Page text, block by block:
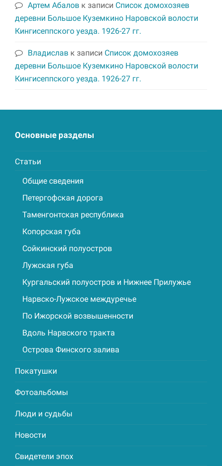
Артем Абалов к записи Список домохозяев
деревни Большое Куземкино Наровской волости
Кингисеппского уезда. 1926-27 гг.
Владислав к записи Список домохозяев
деревни Большое Куземкино Наровской волости
Кингисеппского уезда. 1926-27 гг.
Основные разделы
Статьи
Общие сведения
Петергофская дорога
Таменгонтская республика
Копорская губа
Сойкинский полуостров
Лужская губа
Кургальский полуостров и Нижнее Прилужье
Нарвско-Лужское междуречье
По Ижорской возвышенности
Вдоль Нарвского тракта
Острова Финского залива
Покатушки
Фотоальбомы
Люди и судьбы
Новости
Свидетели эпох